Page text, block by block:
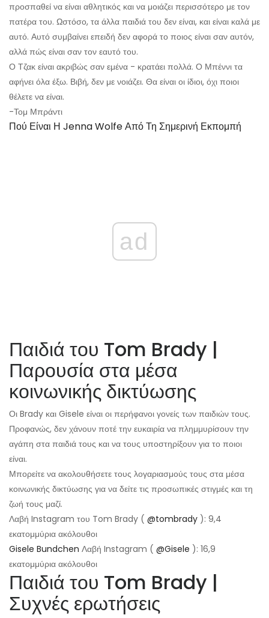
προσπαθεί να είναι αθλητικός και να μοιάζει περισσότερο με τον
πατέρα του. Ωστόσο, τα άλλα παιδιά του δεν είναι, και είναι καλά με
αυτό. Αυτό συμβαίνει επειδή δεν αφορά το ποιος είναι σαν αυτόν,
αλλά πώς είναι σαν τον εαυτό του.
Ο Τζακ είναι ακριβώς σαν εμένα - κρατάει πολλά. Ο Μπέννι τα
αφήνει όλα έξω. Βιβή, δεν με νοιάζει. Θα είναι οι ίδιοι, όχι ποιοι
θέλετε να είναι.
-Τομ Μπράντι
Πού Είναι Η Jenna Wolfe Από Τη Σημερινή Εκπομπή
ad
Παιδιά του Tom Brady |
Παρουσία στα μέσα
κοινωνικής δικτύωσης
Οι Brady και Gisele είναι οι περήφανοι γονείς των παιδιών τους.
Προφανώς, δεν χάνουν ποτέ την ευκαιρία να πλημμυρίσουν την
αγάπη στα παιδιά τους και να τους υποστηρίξουν για το ποιοι
είναι.
Μπορείτε να ακολουθήσετε τους λογαριασμούς τους στα μέσα
κοινωνικής δικτύωσης για να δείτε τις προσωπικές στιγμές και τη
ζωή τους μαζί.
Λαβή Instagram του Tom Brady ( @tombrady ): 9,4
εκατομμύρια ακόλουθοι
Gisele Bundchen Λαβή Instagram ( @Gisele ): 16,9
εκατομμύρια ακόλουθοι
Παιδιά του Tom Brady |
Συχνές ερωτήσεις